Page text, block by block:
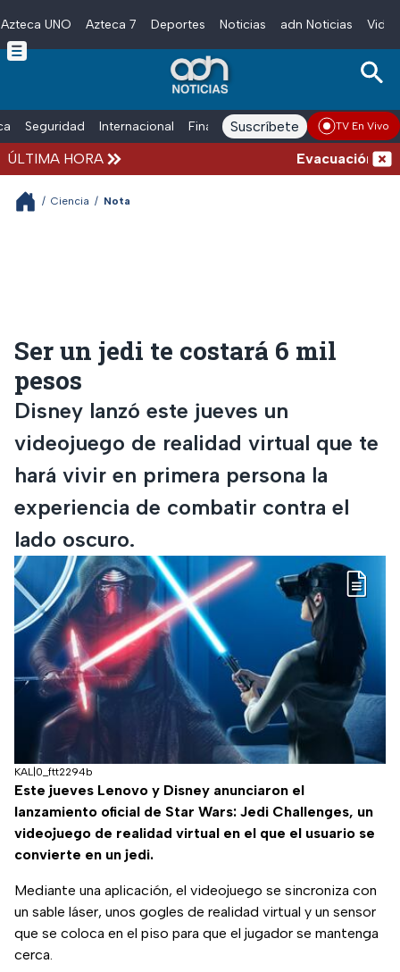
Skip to main content
Azteca UNO Azteca 7 Deportes Noticias adn Noticias
Seguridad Internacional Finanzas adn Noticias Radio
Suscríbete TV En Vivo
ÚLTIMA HORA Evacuación en
/ Ciencia / Nota
Ser un jedi te costará 6 mil
pesos
Disney lanzó este jueves un
videojuego de realidad virtual que te
hará vivir en primera persona la
experiencia de combatir contra el
lado oscuro.
KAL|0_ftt2294b
Este jueves Lenovo y Disney anunciaron el
lanzamiento oficial de Star Wars: Jedi Challenges, un
videojuego de realidad virtual en el que el usuario se
convierte en un jedi.
Mediante una aplicación, el videojuego se sincroniza con
un sable láser, unos gogles de realidad virtual y un sensor
que se coloca en el piso para que el jugador se mantenga
cerca.